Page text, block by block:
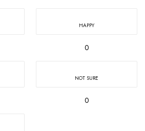
HAPPY
0
NOT SURE
0